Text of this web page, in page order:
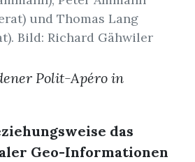
und Thomas Lang
Bild: Richard Gähwiler
Polit-Apéro in
das
Geo-Informationen